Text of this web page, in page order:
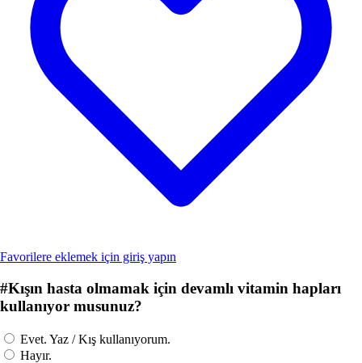
Favorilere eklemek için giriş yapın
#Kışın hasta olmamak için devamlı vitamin hapları
kullanıyor musunuz?
Evet. Yaz / Kış kullanıyorum.
Hayır.